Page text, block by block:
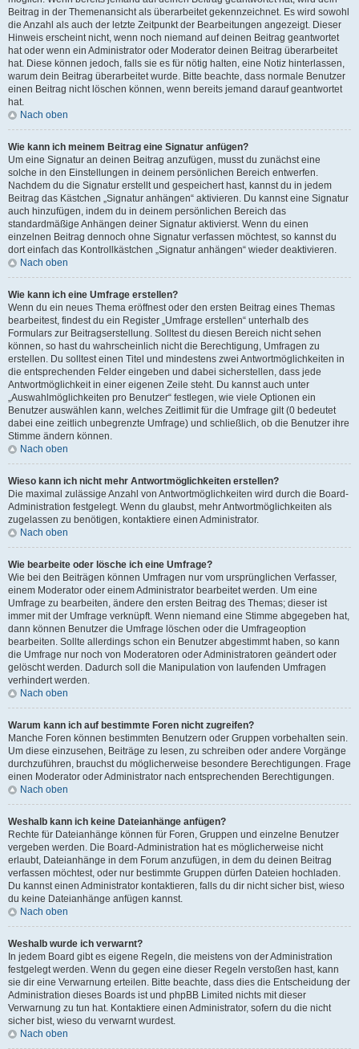
Beitrag in der Themenansicht als überarbeitet gekennzeichnet. Es wird sowohl
die Anzahl als auch der letzte Zeitpunkt der Bearbeitungen angezeigt. Dieser
Hinweis erscheint nicht, wenn noch niemand auf deinen Beitrag geantwortet
hat oder wenn ein Administrator oder Moderator deinen Beitrag überarbeitet
hat. Diese können jedoch, falls sie es für nötig halten, eine Notiz hinterlassen,
warum dein Beitrag überarbeitet wurde. Bitte beachte, dass normale Benutzer
einen Beitrag nicht löschen können, wenn bereits jemand darauf geantwortet
hat.
Nach oben
Wie kann ich meinem Beitrag eine Signatur anfügen?
Um eine Signatur an deinen Beitrag anzufügen, musst du zunächst eine
solche in den Einstellungen in deinem persönlichen Bereich entwerfen.
Nachdem du die Signatur erstellt und gespeichert hast, kannst du in jedem
Beitrag das Kästchen „Signatur anhängen“ aktivieren. Du kannst eine Signatur
auch hinzufügen, indem du in deinem persönlichen Bereich das
standardmäßige Anhängen deiner Signatur aktivierst. Wenn du einen
einzelnen Beitrag dennoch ohne Signatur verfassen möchtest, so kannst du
dort einfach das Kontrollkästchen „Signatur anhängen“ wieder deaktivieren.
Nach oben
Wie kann ich eine Umfrage erstellen?
Wenn du ein neues Thema eröffnest oder den ersten Beitrag eines Themas
bearbeitest, findest du ein Register „Umfrage erstellen“ unterhalb des
Formulars zur Beitragserstellung. Solltest du diesen Bereich nicht sehen
können, so hast du wahrscheinlich nicht die Berechtigung, Umfragen zu
erstellen. Du solltest einen Titel und mindestens zwei Antwortmöglichkeiten in
die entsprechenden Felder eingeben und dabei sicherstellen, dass jede
Antwortmöglichkeit in einer eigenen Zeile steht. Du kannst auch unter
„Auswahlmöglichkeiten pro Benutzer“ festlegen, wie viele Optionen ein
Benutzer auswählen kann, welches Zeitlimit für die Umfrage gilt (0 bedeutet
dabei eine zeitlich unbegrenzte Umfrage) und schließlich, ob die Benutzer ihre
Stimme ändern können.
Nach oben
Wieso kann ich nicht mehr Antwortmöglichkeiten erstellen?
Die maximal zulässige Anzahl von Antwortmöglichkeiten wird durch die Board-
Administration festgelegt. Wenn du glaubst, mehr Antwortmöglichkeiten als
zugelassen zu benötigen, kontaktiere einen Administrator.
Nach oben
Wie bearbeite oder lösche ich eine Umfrage?
Wie bei den Beiträgen können Umfragen nur vom ursprünglichen Verfasser,
einem Moderator oder einem Administrator bearbeitet werden. Um eine
Umfrage zu bearbeiten, ändere den ersten Beitrag des Themas; dieser ist
immer mit der Umfrage verknüpft. Wenn niemand eine Stimme abgegeben hat,
dann können Benutzer die Umfrage löschen oder die Umfrageoption
bearbeiten. Sollte allerdings schon ein Benutzer abgestimmt haben, so kann
die Umfrage nur noch von Moderatoren oder Administratoren geändert oder
gelöscht werden. Dadurch soll die Manipulation von laufenden Umfragen
verhindert werden.
Nach oben
Warum kann ich auf bestimmte Foren nicht zugreifen?
Manche Foren können bestimmten Benutzern oder Gruppen vorbehalten sein.
Um diese einzusehen, Beiträge zu lesen, zu schreiben oder andere Vorgänge
durchzuführen, brauchst du möglicherweise besondere Berechtigungen. Frage
einen Moderator oder Administrator nach entsprechenden Berechtigungen.
Nach oben
Weshalb kann ich keine Dateianhänge anfügen?
Rechte für Dateianhänge können für Foren, Gruppen und einzelne Benutzer
vergeben werden. Die Board-Administration hat es möglicherweise nicht
erlaubt, Dateianhänge in dem Forum anzufügen, in dem du deinen Beitrag
verfassen möchtest, oder nur bestimmte Gruppen dürfen Dateien hochladen.
Du kannst einen Administrator kontaktieren, falls du dir nicht sicher bist, wieso
du keine Dateianhänge anfügen kannst.
Nach oben
Weshalb wurde ich verwarnt?
In jedem Board gibt es eigene Regeln, die meistens von der Administration
festgelegt werden. Wenn du gegen eine dieser Regeln verstoßen hast, kann
sie dir eine Verwarnung erteilen. Bitte beachte, dass dies die Entscheidung der
Administration dieses Boards ist und phpBB Limited nichts mit dieser
Verwarnung zu tun hat. Kontaktiere einen Administrator, sofern du die nicht
sicher bist, wieso du verwarnt wurdest.
Nach oben